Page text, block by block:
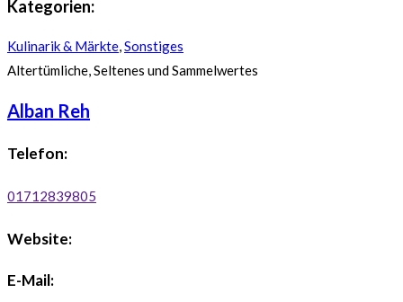
Kategorien:
Kulinarik & Märkte,Sonstiges
Altertümliche, Seltenes und Sammelwertes
Alban Reh
Telefon:
01712839805
Website:
E-Mail: